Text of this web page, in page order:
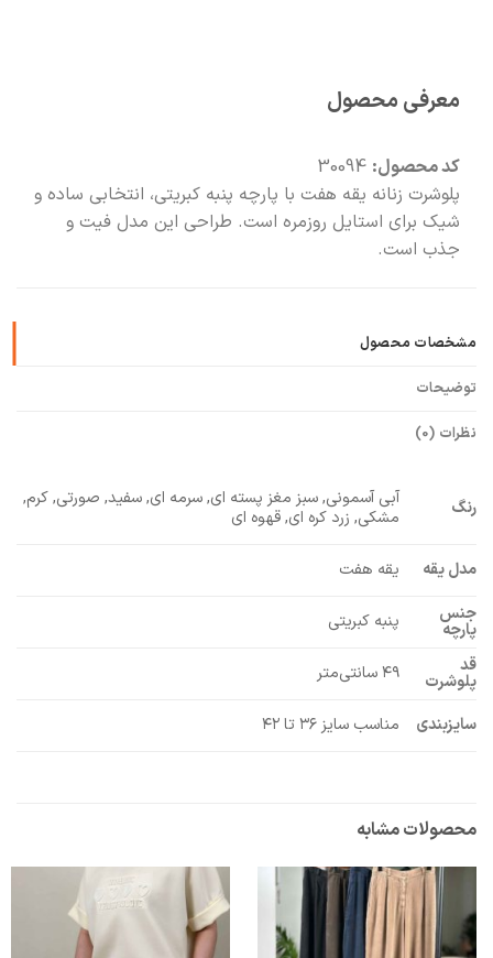
معرفی محصول
کد محصول: 30094
پلوشرت زنانه یقه هفت با پارچه پنبه کبریتی، انتخابی ساده و
شیک برای استایل روزمره است. طراحی این مدل فیت و
جذب است.
مشخصات محصول
توضیحات
نظرات (0)
رنگ
آبی آسمونی, سبز مغز پسته ای, سرمه ای, سفید, صورتی, کرم,
مشکی, زرد کره ای, قهوه ای
مدل یقه
یقه هفت
جنس
پارچه
پنبه کبریتی
قد
پلوشرت ۴۹ سانتی‌متر
سایزبندی مناسب سایز ۳۶ تا ۴۲
محصولات مشابه